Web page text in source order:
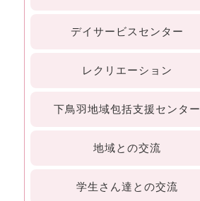
デイサービスセンター
レクリエーション
下鳥羽地域包括支援センター
地域との交流
学生さん達との交流